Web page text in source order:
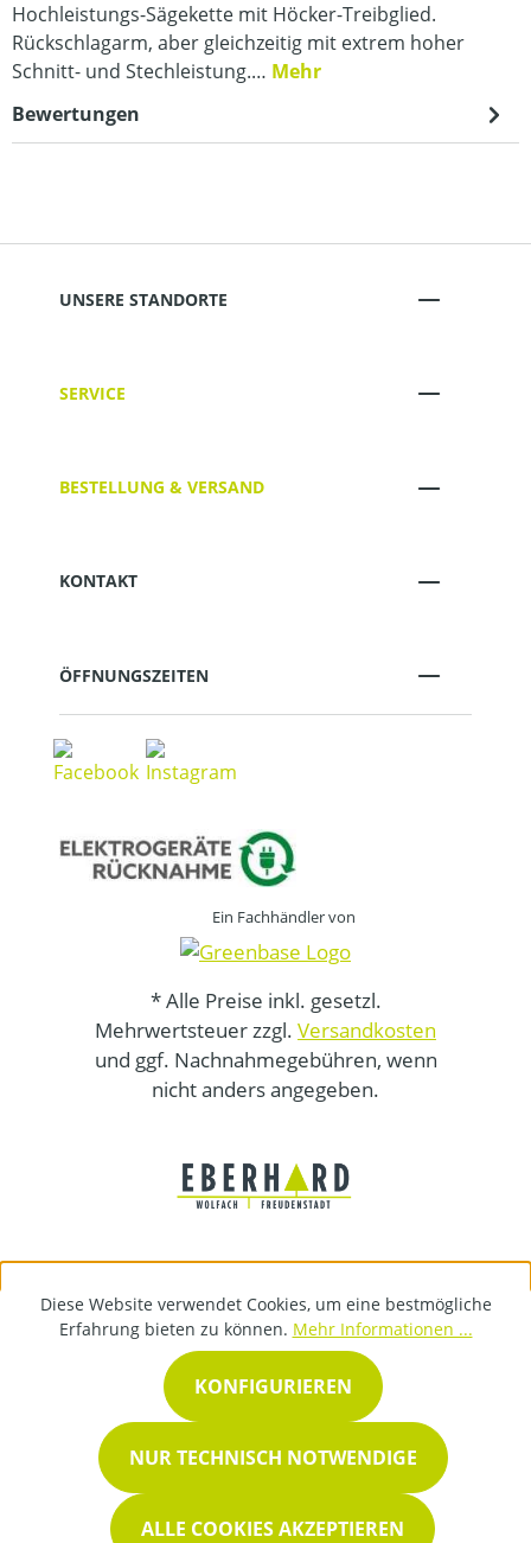
Hochleistungs-Sägekette mit Höcker-Treibglied.
Rückschlagarm, aber gleichzeitig mit extrem hoher
Schnitt- und Stechleistung.… Mehr
Bewertungen
UNSERE STANDORTE
SERVICE
BESTELLUNG & VERSAND
KONTAKT
ÖFFNUNGSZEITEN
Ein Fachhändler von
* Alle Preise inkl. gesetzl.
Mehrwertsteuer zzgl. Versandkosten
und ggf. Nachnahmegebühren, wenn
nicht anders angegeben.
Diese Website verwendet Cookies, um eine bestmögliche
Erfahrung bieten zu können. Mehr Informationen ...
NUR TECHNISCH NOTWENDIGE
KONFIGURIEREN
ALLE COOKIES AKZEPTIEREN